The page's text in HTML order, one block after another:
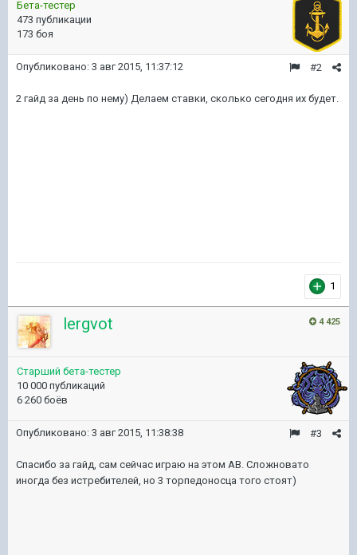
Бета-тестер
473 публикации
173 боя
#2
Опубликовано: 3 авг 2015, 11:37:12
2 гайд за день по нему) Делаем ставки, сколько сегодня их будет.
1
4 425
lergvot
Старший бета-тестер
10 000 публикаций
6 260 боёв
#3
Опубликовано: 3 авг 2015, 11:38:38
Спасибо за гайд, сам сейчас играю на этом АВ. Сложновато
иногда без истребителей, но 3 торпедоносца того стоят)